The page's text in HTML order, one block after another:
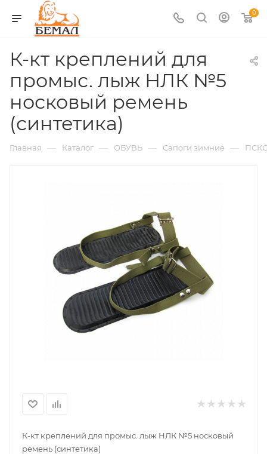
0
К-кт креплений для
промыс. лыж НЛК №5
носковый ремень
(синтетика)
Главная — Каталог — ОБУВЬ — Сапоги зимние —
К-кт креплений для промыс. лыж НЛК №5 носковый
ремень (синтетика)